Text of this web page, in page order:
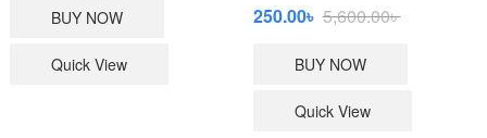
BUY NOW
Quick View
5,600.00৳Original
250.00৳
Current
BUY NOW
Quick View